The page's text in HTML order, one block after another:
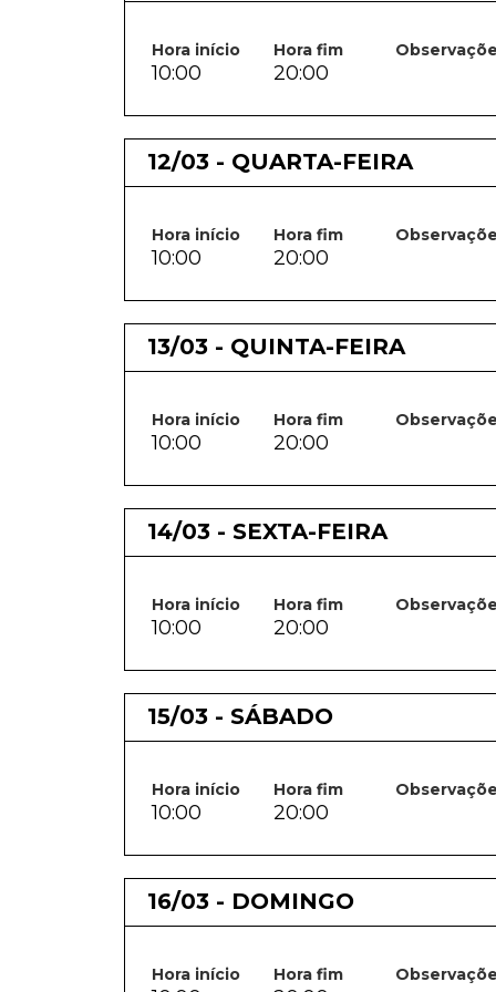
Hora início Hora fim
10:00 20:00
12/03 - QUARTA-FEIRA
Hora início Hora fim
10:00 20:00
13/03 - QUINTA-FEIRA
Hora início Hora fim
10:00 20:00
14/03 - SEXTA-FEIRA
Hora início Hora fim
10:00 20:00
15/03 - SÁBADO
Hora início Hora fim
10:00 20:00
16/03 - DOMINGO
Hora início Hora fim